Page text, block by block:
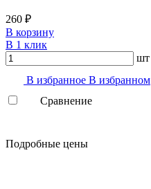
260 ₽
В корзину
В 1 клик
шт
В избранноe В избранном
Сравнение
Подробные цены